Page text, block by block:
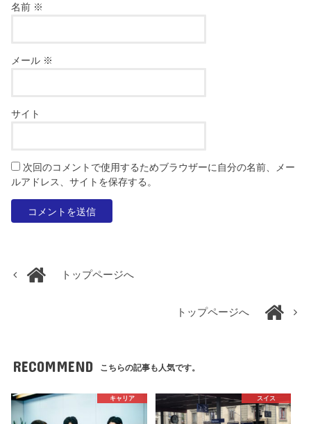
名前 ※
メール ※
サイト
次回のコメントで使用するためブラウザーに自分の名前、メー
ルアドレス、サイトを保存する。
トップページへ
トップページへ
RECOMMEND こちらの記事も人気です。
キャリア スイス